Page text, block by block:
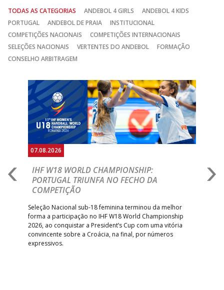
TODAS AS CATEGORIAS ANDEBOL 4 GIRLS
ANDEBOL 4 KIDS
PORTUGAL
ANDEBOL DE PRAIA
INSTITUCIONAL
COMPETIÇÕES NACIONAIS
COMPETIÇÕES INTERNACIONAIS
SELEÇÕES NACIONAIS
VERTENTES DO ANDEBOL
FORMAÇÃO
CONSELHO ARBITRAGEM
07.08.2026
IHF W18 WORLD CHAMPIONSHIP:
PORTUGAL TRIUNFA NO FECHO DA
COMPETIÇÃO
Seleção Nacional sub-18 feminina terminou da melhor
forma a participação no IHF W18 World Championship
2026, ao conquistar a President’s Cup com uma vitória
convincente sobre a Croácia, na final, por números
expressivos.
Anterior